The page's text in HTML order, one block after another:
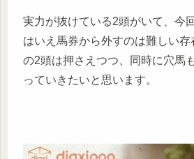
実力が抜けている2頭がいて、今
はいえ馬券から外すのは難しい存
の2頭は押さえつつ、同時に穴馬
っていきたいと思います。